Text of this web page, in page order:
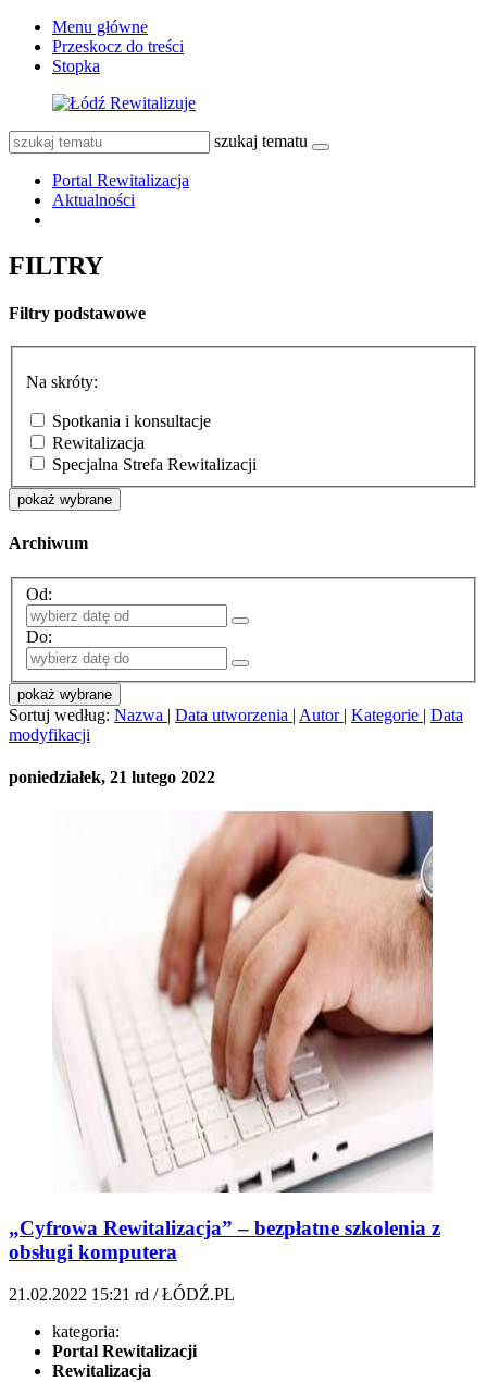
Menu główne
Przeskocz do treści
Stopka
szukaj tematu
Portal Rewitalizacja
Aktualności
FILTRY
Filtry podstawowe
Na skróty:
Spotkania i konsultacje
Rewitalizacja
Specjalna Strefa Rewitalizacji
pokaż wybrane
Archiwum
Od:
Do:
pokaż wybrane
Sortuj według: Nazwa | Data utworzenia | Autor | Kategorie | Data
modyfikacji
poniedziałek, 21 lutego 2022
„Cyfrowa Rewitalizacja” – bezpłatne szkolenia z
obsługi komputera
21.02.2022 15:21 rd / ŁÓDŹ.PL
kategoria:
Portal Rewitalizacji
Rewitalizacja